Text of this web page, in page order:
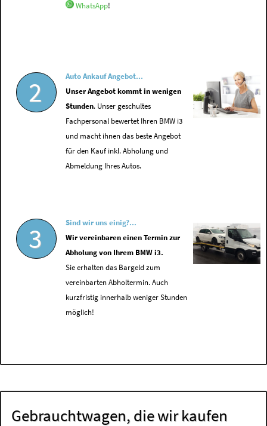
WhatsApp!
2
Auto Ankauf Angebot...
Unser Angebot kommt in wenigen
Stunden. Unser geschultes
Fachpersonal bewertet Ihren BMW i3
und macht ihnen das beste Angebot
für den Kauf inkl. Abholung und
Abmeldung Ihres Autos.
3
Sind wir uns einig?...
Wir vereinbaren einen Termin zur
Abholung von Ihrem BMW i3.
Sie erhalten das Bargeld zum
vereinbarten Abholtermin. Auch
kurzfristig innerhalb weniger Stunden
möglich!
Gebrauchtwagen, die wir kaufen